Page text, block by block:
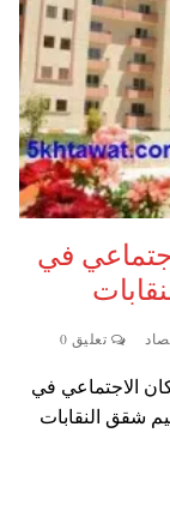
في
تعليق 0
الاجتماعي في
ذلك موعد تسليم شقق النقابات